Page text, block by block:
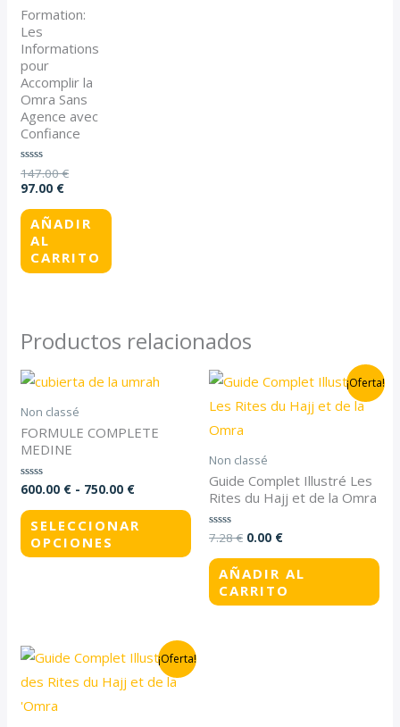
Formation:
Les
Informations
pour
Accomplir la
Omra Sans
Agence avec
Confiance
Valorado
con
0
5
147.00€
97.00 €
AÑADIR
AL
CARRITO
Productos relacionados
Non classé
FORMULE COMPLETE
MEDINE
Valorado
con
0
de
600.00 € - 750.00 €
Rango
de
600.00 €
SELECCIONAR
OPCIONES
Este
producto
tiene
múltiples
variantes.
Las
opciones
se
pueden
elegir
la
página
¡Oferta!
Non classé
Guide Complet Illustré Les
Rites du Hajj et de la Omra
Valorado
con
0
de
7.28€
El
precio
original
0.00 €
El
precio
actual
AÑADIR AL
CARRITO
¡Oferta!
El
precio
original
El
precio
actual